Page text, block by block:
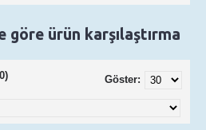
ürün karşılaştırma
Göster: